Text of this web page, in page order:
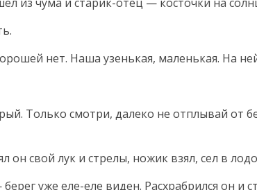
нет. Наша узенькая, маленькая. На
Только смотри, далеко не отплывай от
он свой лук и стрелы, ножик взял, сел в
уже еле-еле виден. Расхрабрился он и